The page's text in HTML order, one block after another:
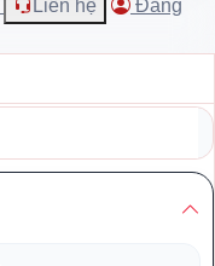
Liên hệ
Đăng